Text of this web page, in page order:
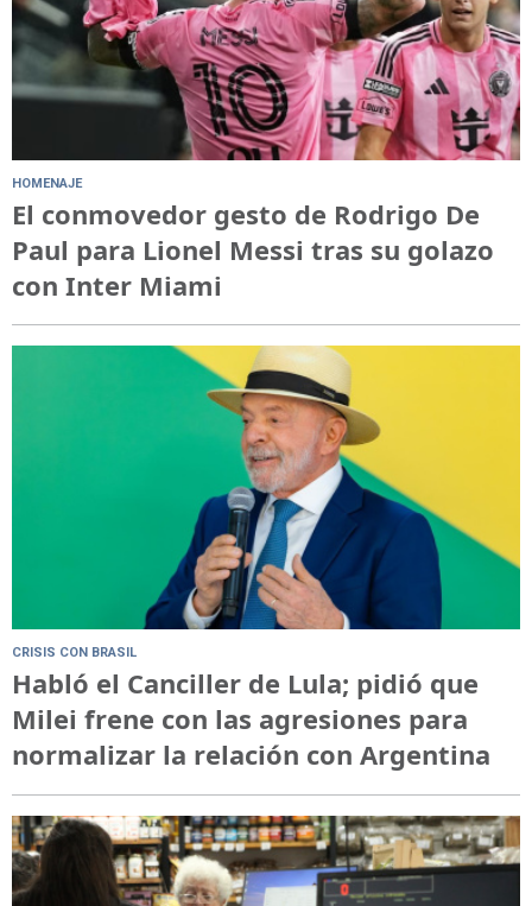
HOMENAJE
El conmovedor gesto de Rodrigo De
Paul para Lionel Messi tras su golazo
con Inter Miami
CRISIS CON BRASIL
Habló el Canciller de Lula; pidió que
Milei frene con las agresiones para
normalizar la relación con Argentina